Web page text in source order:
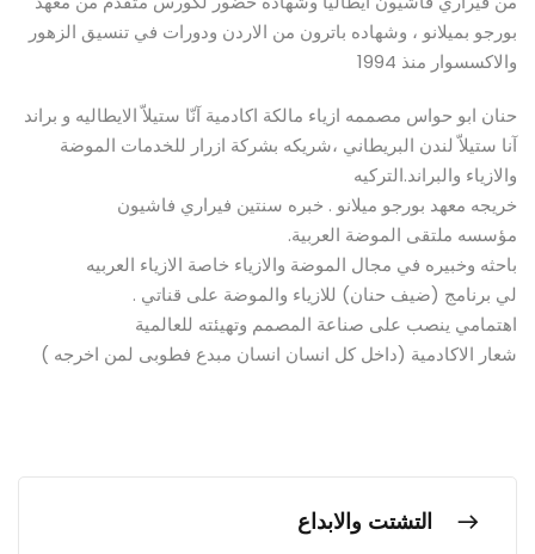
بورجو بميلانو ، وشهاده باترون من الاردن ودورات في تنسيق الزهور
والاكسسوار منذ 1994
حنان ابو حواس مصممه ازياء مالكة اكادمية آنّا ستيلاّ الايطاليه و براند
آنا ستيلاّ لندن البريطاني ،شريكه بشركة ازرار للخدمات الموضة
والازياء والبراند.التركيه
خريجه معهد بورجو ميلانو . خبره سنتين فيراري فاشيون
مؤسسه ملتقى الموضة العربية.
باحثه وخبيره في مجال الموضة والازياء خاصة الازياء العربيه
لي برنامج (ضيف حنان) للازياء والموضة على قناتي .
اهتمامي ينصب على صناعة المصمم وتهيئته للعالمية
شعار الاكادمية (داخل كل انسان انسان مبدع فطوبى لمن اخرجه )
التشتت والابداع